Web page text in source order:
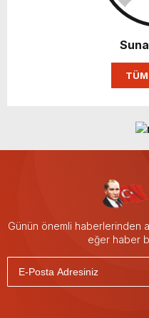
Günün önemli haberlerinden
eğer haber